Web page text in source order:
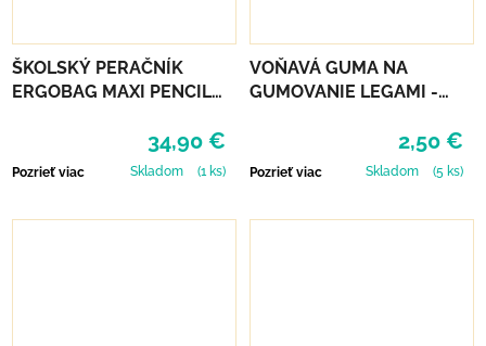
ŠKOLSKÝ PERAČNÍK
ERGOBAG MAXI PENCIL
34,90 €
Pozrieť viac Skladom (1 ks)
VOŇAVÁ GUMA NA
GUMOVANIE LEGAMI -
2,50 €
Pozrieť viac Skladom (5 ks)